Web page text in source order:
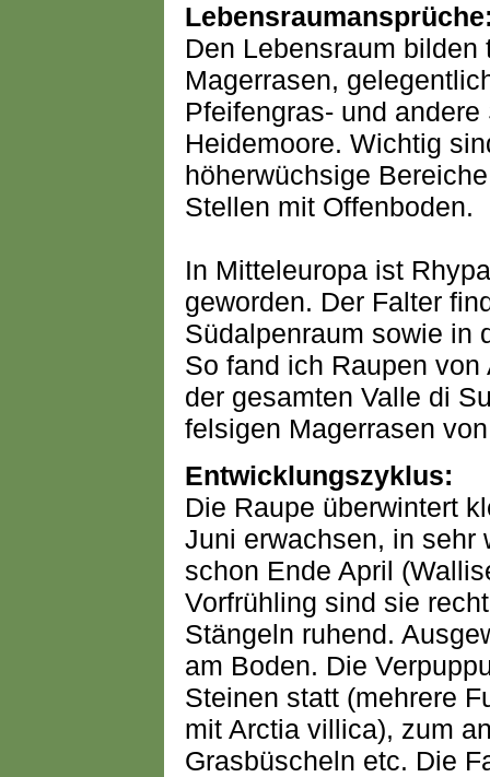
Den Lebensraum
Magerrasen,
Pfeifengras- und
Heidemoore. Wichtig
höherwüchsige
Stellen mit Offenboden.
In Mitteleuropa ist
geworden. Der Falter
Südalpenraum sowie in
So fand ich Raupen
der gesamten Valle di
felsigen Magerrasen
Entwicklungszyklus:
Die Raupe überwintert
Juni erwachsen, in sehr
schon Ende April
Vorfrühling sind sie
Stängeln ruhend.
am Boden. Die
Steinen statt (mehrere
mit Arctia villica), zum
Grasbüscheln etc. Die